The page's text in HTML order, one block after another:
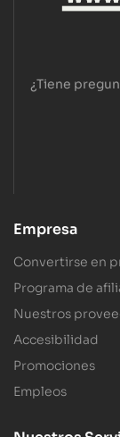
¿Tiene
Empresa
Convertirse en
Programa de
Nuestros
Accesibilidad
Promociones
Empleos